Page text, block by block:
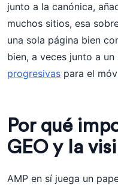
junto a la canónica,
muchos sitios, esa
una sola página bien
bien, a veces junto a
progresivas para el
Por qué
GEO y la
AMP en sí juega un